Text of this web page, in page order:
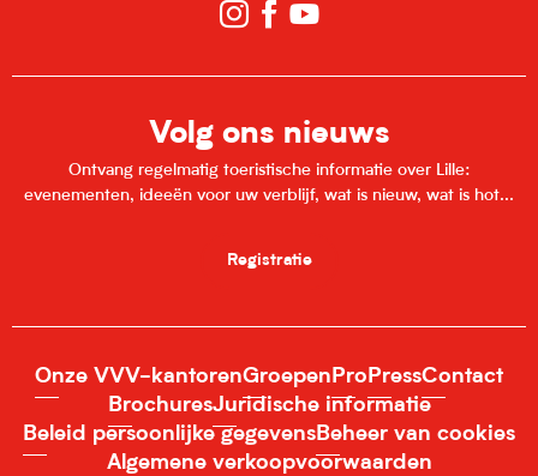
Volg ons nieuws
Ontvang regelmatig toeristische informatie over Lille:
evenementen, ideeën voor uw verblijf, wat is nieuw, wat is hot...
Registratie
Onze VVV-kantorenGroepen Pro PressContact
BrochuresJuridische informatie
Beleid persoonlijke gegevensBeheer van cookies
Algemene verkoopvoorwaarden